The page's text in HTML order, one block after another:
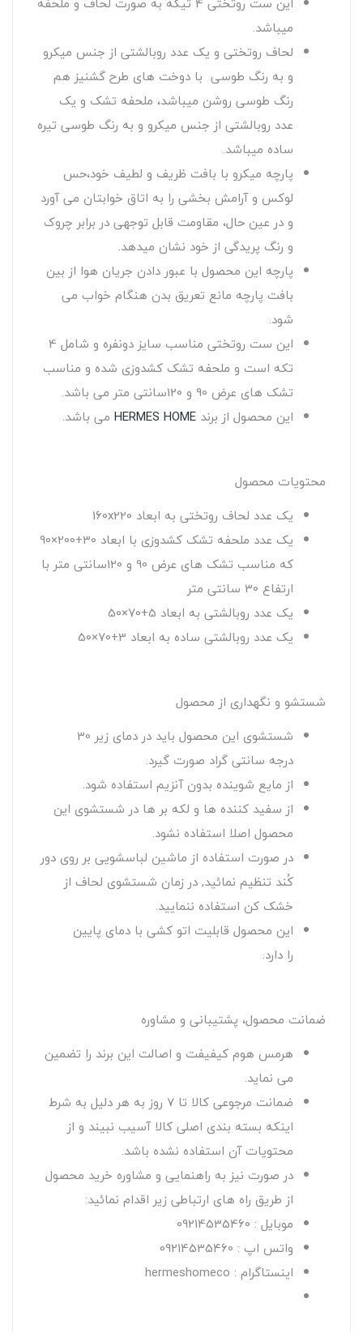
میباشد.
لحاف روتختی و یک عدد روبالشتی از جنس میکرو
و به رنگ طوسی با دوخت های طرح گشنیز هم
رنگ طوسی روشن میباشد، ملحفه تشک و یک
عدد روبالشتی از جنس میکرو و به رنگ طوسی تیره
ساده میباشد.
پارچه میکرو با بافت ظریف و لطیف خود،حس
لوکس و آرامش بخشی را به اتاق خوابتان می آورد
و در عین حال، مقاومت قابل توجهی در برابر چروک
و رنگ پریدگی از خود نشان میدهد.
پارچه این محصول با عبور دادن جریان هوا از بین
بافت پارچه مانع تعریق بدن هنگام خواب می
شود.
این ست روتختی مناسب سایز دونفره و شامل 4
تکه است و ملحفه تشک کشدوزی شده و مناسب
تشک های عرض 90 و 120سانتی متر می باشد.
این محصول از برند HERMES HOME می باشد.
محتویات محصول
یک عدد لحاف روتختی به ابعاد 160x220
یک عدد ملحفه تشک کشدوزی با ابعاد 30+200×90
که مناسب تشک های عرض 90 و 120سانتی متر با
ارتفاع 30 سانتی متر
یک عدد روبالشتی به ابعاد 5+70×50
یک عدد روبالشتی ساده به ابعاد 3+70×50
شستشو و نگهداری از محصول
شستشوی این محصول باید در دمای زیر 30
درجه سانتی گراد صورت گیرد.
از مایع شوینده بدون آنزیم استفاده شود.
از سفید کننده ها و لکه بر ها در شستشوی این
محصول اصلا استفاده نشود.
در صورت استفاده از ماشین لباسشویی بر روی دور
کُند تنظیم نمائید, در زمان شستشوی لحاف از
خشک کن استفاده ننمایید.
این محصول قابلیت اتو کشی با دمای پایین
را دارد.
ضمانت محصول، پشتیبانی و مشاوره
هرمس هوم کیفیفت و اصالت این برند را تضمین
می نماید.
ضمانت مرجوعی کالا تا 7 روز به هر دلیل به شرط
اینکه بسته بندی اصلی کالا آسیب نبیند و از
محتویات آن استفاده نشده باشد.
در صورت نیز به راهنمایی و مشاوره خرید محصول
از طریق راه های ارتباطی زیر اقدام نمائید:
موبایل : 09214535460
واتس اپ : 09214535460
اینستاگرام : hermeshomeco